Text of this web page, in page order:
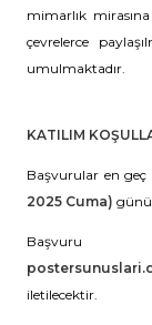
mimarlık
çevrelerce
umulmaktadır.
KATILIM
Başvurular en geç
2025 Cuma) günü
iletilecektir.